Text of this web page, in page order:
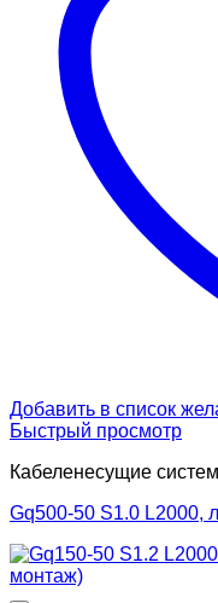
Добавить в список
Быстрый просмотр
Кабеленесущие
Gq500-50 S1.0 L2000,